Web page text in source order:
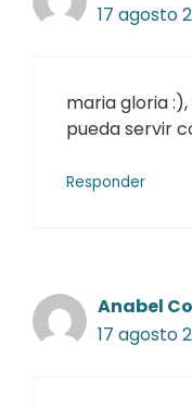
17 agosto
maria gloria
pueda servir
Responder
Anabel
17 agosto